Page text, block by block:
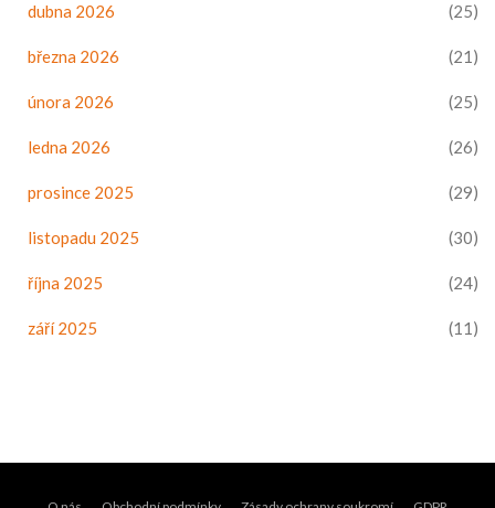
dubna 2026 (25)
března 2026 (21)
února 2026 (25)
ledna 2026 (26)
prosince 2025 (29)
listopadu 2025 (30)
října 2025 (24)
září 2025 (11)